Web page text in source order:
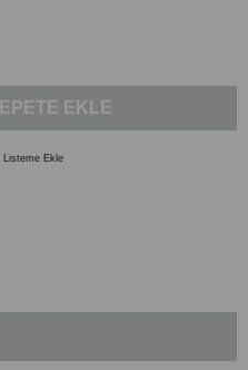
Listeme Ekle